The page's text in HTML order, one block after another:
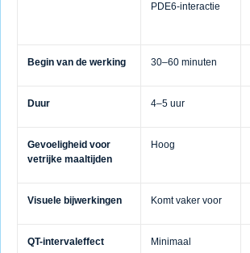
PDE6-interactie
Begin van de werking 30–60 minuten
Duur 4–5 uur
Gevoeligheid voor
vetrijke maaltijden
Hoog
Visuele bijwerkingen Komt vaker voor
QT-intervaleffect Minimaal